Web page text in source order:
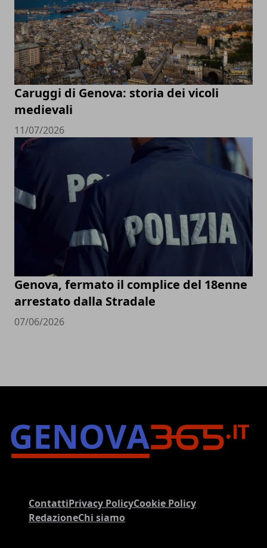
Caruggi di Genova: storia dei vicoli
medievali
11/07/2026
Genova, fermato il complice del 18enne
arrestato dalla Stradale
07/06/2026
ContattiPrivacy PolicyCookie Policy
RedazioneChi siamo